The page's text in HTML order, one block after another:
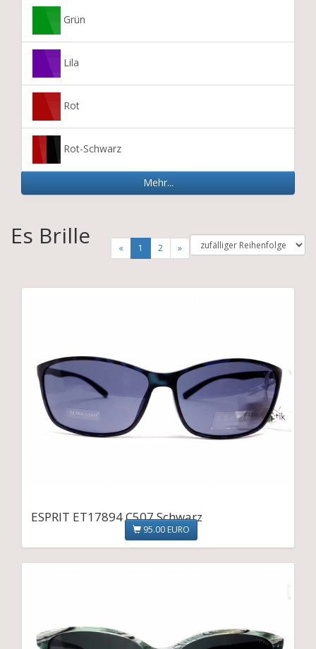
Grün
Lila
Rot
Rot-Schwarz
Mehr...
Es Brille « 1 2 »
ESPRIT ET17894 C507 Schwarz
95.00 EURO